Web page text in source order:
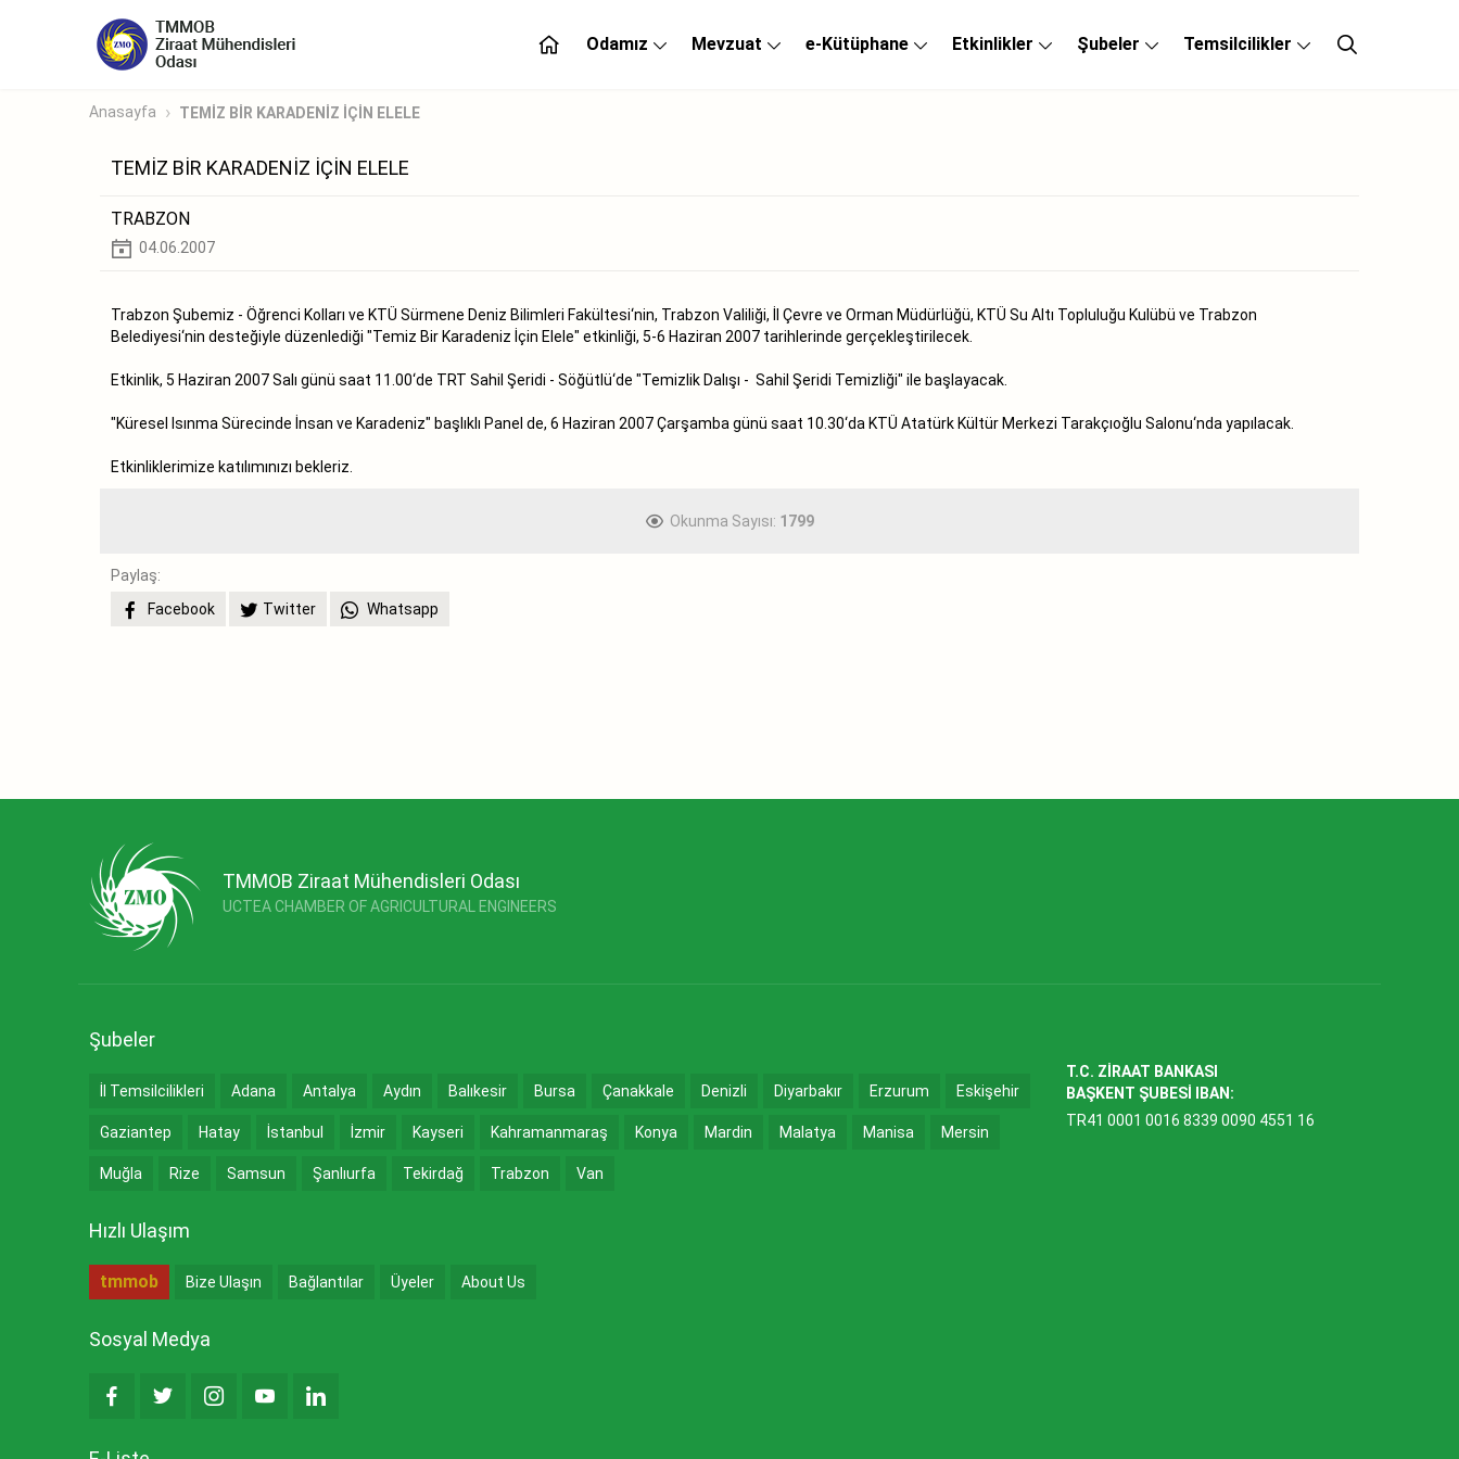
Odamız Mevzuat e-Kütüphane Etkinlikler Şubeler Temsilcilikler
Anasayfa TEMİZ BİR KARADENİZ İÇİN ELELE
TEMİZ BİR KARADENİZ İÇİN ELELE
TRABZON
04.06.2007
Trabzon Şubemiz - Öğrenci Kolları ve KTÜ Sürmene Deniz Bilimleri Fakültesi‘nin, Trabzon Valiliği, İl Çevre ve Orman Müdürlüğü, KTÜ Su Altı Topluluğu Kulübü ve Trabzon
Belediyesi‘nin desteğiyle düzenlediği "Temiz Bir Karadeniz İçin Elele" etkinliği, 5-6 Haziran 2007 tarihlerinde gerçekleştirilecek.
Etkinlik, 5 Haziran 2007 Salı günü saat 11.00‘de TRT Sahil Şeridi - Söğütlü‘de "Temizlik Dalışı - Sahil Şeridi Temizliği" ile başlayacak.
"Küresel Isınma Sürecinde İnsan ve Karadeniz" başlıklı Panel de, 6 Haziran 2007 Çarşamba günü saat 10.30‘da KTÜ Atatürk Kültür Merkezi Tarakçıoğlu Salonu‘nda yapılacak.
Etkinliklerimize katılımınızı bekleriz.
Okunma Sayısı: 1799
Paylaş:
Facebook
Twitter Whatsapp
TMMOB Ziraat Mühendisleri Odası
UCTEA CHAMBER OF AGRICULTURAL ENGINEERS
Şubeler
İl Temsilcilikleri Adana Antalya Aydın Balıkesir Bursa Çanakkale Denizli Diyarbakır Erzurum Eskişehir
Gaziantep Hatay İstanbul İzmir Kayseri Kahramanmaraş Konya Mardin Malatya Manisa Mersin
Muğla Rize Samsun Şanlıurfa Tekirdağ Trabzon Van
Hızlı Ulaşım
tmmob Bize Ulaşın Bağlantılar Üyeler About Us
Sosyal Medya
T.C. ZİRAAT BANKASI
BAŞKENT ŞUBESİ IBAN:
TR41 0001 0016 8339 0090 4551 16